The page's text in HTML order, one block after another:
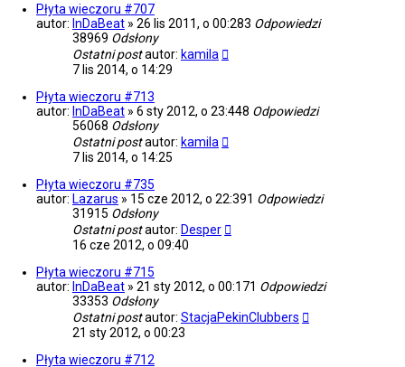
Płyta wieczoru #707
autor: InDaBeat » 26 lis 2011, o 00:283 Odpowiedzi
38969 Odsłony
Ostatni postautor: kamila
7 lis 2014, o 14:29
Płyta wieczoru #713
autor: InDaBeat » 6 sty 2012, o 23:448 Odpowiedzi
56068 Odsłony
Ostatni postautor: kamila
7 lis 2014, o 14:25
Płyta wieczoru #735
autor: Lazarus » 15 cze 2012, o 22:391 Odpowiedzi
31915 Odsłony
Ostatni postautor: Desper
16 cze 2012, o 09:40
Płyta wieczoru #715
autor: InDaBeat » 21 sty 2012, o 00:171 Odpowiedzi
33353 Odsłony
Ostatni postautor: StacjaPekinClubbers
21 sty 2012, o 00:23
Płyta wieczoru #712